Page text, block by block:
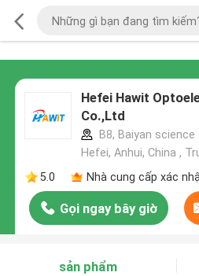
Hefei Hawit
Co.,Ltd
B8, Baiyan
Hefei, Anhui, China ,
5.0
Nhà cung cấp xác
Gọi ngay bây giờ
sản phẩm